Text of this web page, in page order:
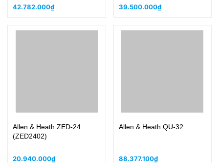
42.782.000₫ 39.500.000₫
Allen & Heath ZED-24
(ZED2402)
20.940.000₫
Allen & Heath QU-32
88.377.100₫